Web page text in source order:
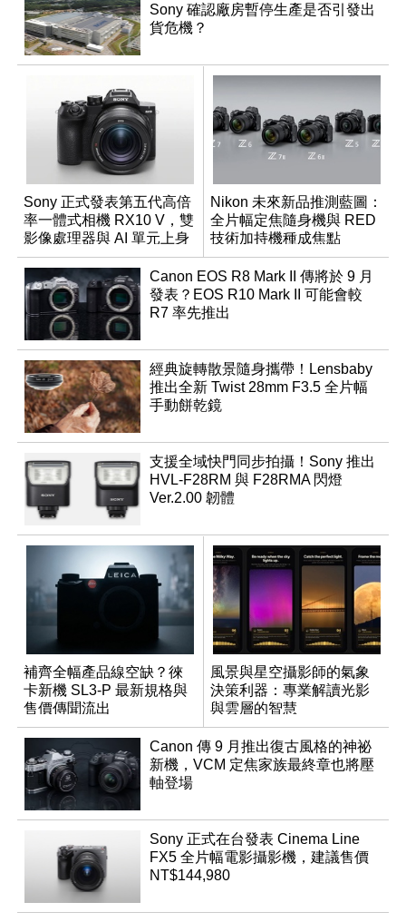
Sony 確認廠房暫停生產是否引發出
貨危機？
Sony 正式發表第五代高倍
率一體式相機 RX10 V，雙
影像處理器與 AI 單元上身
Nikon 未來新品推測藍圖：
全片幅定焦隨身機與 RED
技術加持機種成焦點
Canon EOS R8 Mark II 傳將於 9 月
發表？EOS R10 Mark II 可能會較
R7 率先推出
經典旋轉散景隨身攜帶！Lensbaby
推出全新 Twist 28mm F3.5 全片幅
手動餅乾鏡
支援全域快門同步拍攝！Sony 推出
HVL-F28RM 與 F28RMA 閃燈
Ver.2.00 韌體
補齊全幅產品線空缺？徠
卡新機 SL3-P 最新規格與
售價傳聞流出
風景與星空攝影師的氣象
決策利器：專業解讀光影
與雲層的智慧
App「Atmos」登場
Canon 傳 9 月推出復古風格的神祕
新機，VCM 定焦家族最終章也將壓
軸登場
Sony 正式在台發表 Cinema Line
FX5 全片幅電影攝影機，建議售價
NT$144,980